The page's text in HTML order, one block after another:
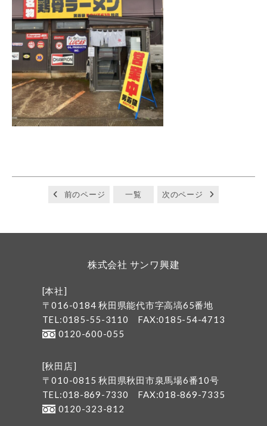
前のページ 一覧 次のページ
株式会社 サンワ興建
[本社]
〒016-0184 秋田県能代市字高塙65番地
TEL:0185-55-3110
FAX:0185-54-4713
0120-600-055
[秋田店]
〒010-0815 秋田県秋田市泉馬場6番10号
TEL:018-869-7330
FAX:018-869-7335
0120-323-812